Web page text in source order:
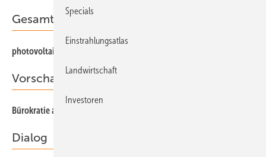
Gesamt-PDF der Ausgabe
photovoltaik 08/2022 als PDF
Vorschau
Bürokratie abbauen, Solarenergie entfesseln
Dialog
Specials
Einstrahlungsatlas
Landwirtschaft
Investoren